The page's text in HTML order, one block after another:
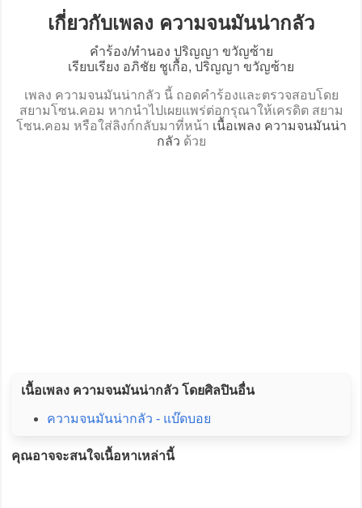
เกี่ยวกับเพลง ความจนมันน่ากลัว
คำร้อง/ทำนอง ปริญญา ขวัญซ้าย
เรียบเรียง อภิชัย ชูเกื้อ, ปริญญา ขวัญซ้าย
เพลง ความจนมันน่ากลัว นี้ ถอดคำร้องและตรวจสอบโดย
สยามโซน.คอม หากนำไปเผยแพร่ต่อกรุณาให้เครดิต สยาม
โซน.คอม หรือใส่ลิงก์กลับมาที่หน้า เนื้อเพลง ความจนมันน่า
กลัว ด้วย
เนื้อเพลง ความจนมันน่ากลัว โดยศิลปินอื่น
ความจนมันน่ากลัว - แบ๊ดบอย
คุณอาจจะสนใจเนื้อหาเหล่านี้